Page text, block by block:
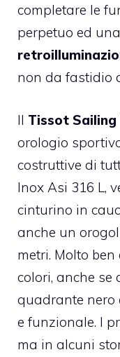
completare le
perpetuo ed
non da fastidio
Il Tissot Sailing
orologio
costruttive di
Inox Asi 316 L,
cinturino in
anche un
metri. Molto
colori, anche se
quadrante nero
e funzionale. I
ma in alcuni